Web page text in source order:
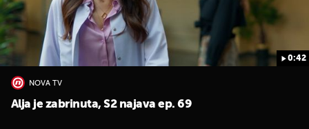
0:42
NOVA TV
Alja je zabrinuta, S2 najava ep. 69